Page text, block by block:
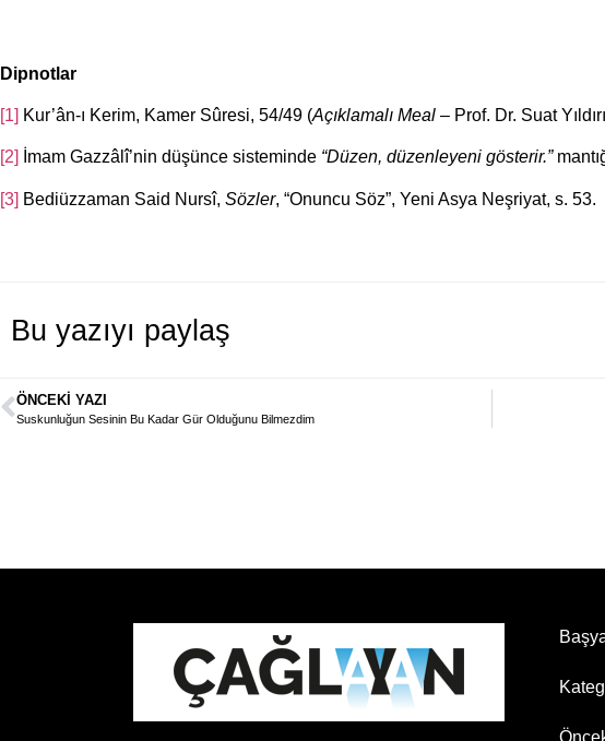
Dipnotlar
[1] Kur’ân-ı Kerim, Kamer Sûresi, 54/49 (Açıklamalı Meal – Prof. Dr. Suat
[2] İmam Gazzâlî’nin düşünce sisteminde “Düzen, düzenleyeni gösterir.”
[3] Bediüzzaman Said Nursî, Sözler, “Onuncu Söz”, Yeni Asya Neşriyat, s. 53.
Bu yazıyı paylaş
ÖNCEKI YAZI
Suskunluğun Sesinin Bu Kadar Gür Olduğunu Bilmezdim